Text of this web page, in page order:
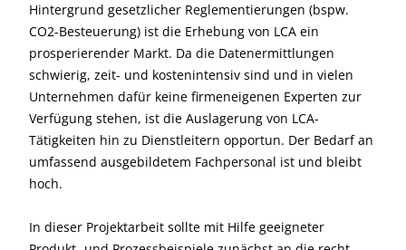
Hintergrund gesetzlicher Reglementierungen (bspw.
CO2-Besteuerung) ist die Erhebung von LCA ein
prosperierender Markt. Da die Datenermittlungen
schwierig, zeit- und kostenintensiv sind und in vielen
Unternehmen dafür keine firmeneigenen Experten zur
Verfügung stehen, ist die Auslagerung von LCA-
Tätigkeiten hin zu Dienstleitern opportun. Der Bedarf an
umfassend ausgebildetem Fachpersonal ist und bleibt
hoch.
In dieser Projektarbeit sollte mit Hilfe geeigneter